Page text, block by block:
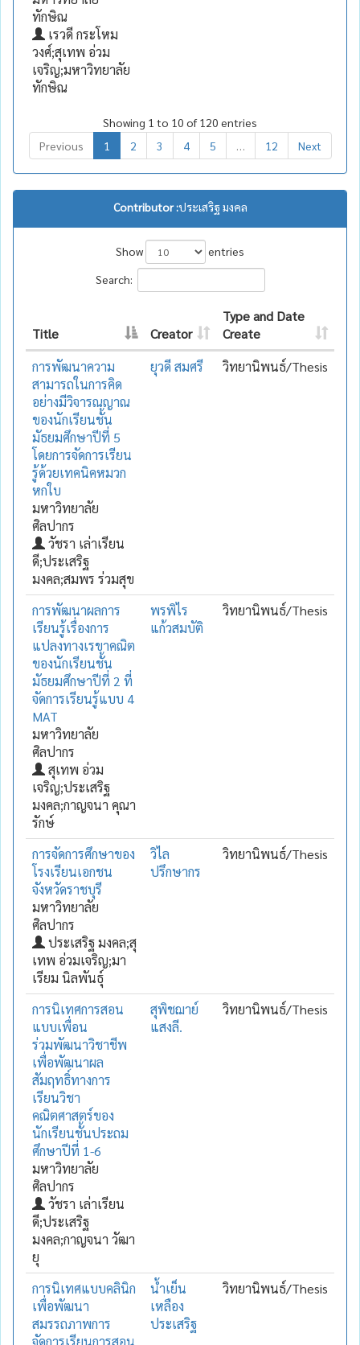
ทักษิณ
เรวดี กระโหม
วงศ์;สุเทพ อ่วม
เจริญ;มหาวิทยาลัย
ทักษิณ
Showing 1 to 10 of 120 entries
Previous
1 2 3 4 5 12 Next
Contributor :ประเสริฐ มงคล
Show
entries
Search:
Title Creator
Type and Date
Create
การพัฒนาความ
สามารถในการคิด
อย่างมีวิจารณญาณ
ของนักเรียนชั้น
มัธยมศึกษาปีที่ 5
โดยการจัดการเรียน
รู้ด้วยเทคนิคหมวก
หกใบ
มหาวิทยาลัย
ศิลปากร
วัชรา เล่าเรียน
ดี;ประเสริฐ
มงคล;สมพร ร่วมสุข
ยุวดี สมศรี วิทยานิพนธ์/Thesis
การพัฒนาผลการ
เรียนรู้เรื่องการ
แปลงทางเรขาคณิต
ของนักเรียนชั้น
มัธยมศึกษาปีที่ 2 ที่
จัดการเรียนรู้แบบ 4
MAT
มหาวิทยาลัย
ศิลปากร
สุเทพ อ่วม
เจริญ;ประเสริฐ
มงคล;กาญจนา คุณา
รักษ์
พรพิไร
แก้วสมบัติ
วิทยานิพนธ์/Thesis
การจัดการศึกษาของ
โรงเรียนเอกชน
จังหวัดราชบุรี
มหาวิทยาลัย
ศิลปากร
ประเสริฐ มงคล;สุ
เทพ อ่วมเจริญ;มา
เรียม นิลพันธุ์
วิไล
ปรึกษากร
วิทยานิพนธ์/Thesis
การนิเทศการสอน
แบบเพื่อน
ร่วมพัฒนาวิชาชีพ
เพื่อพัฒนาผล
สัมฤทธิ์ทางการ
เรียนวิชา
คณิตศาสตร์ของ
นักเรียนชั้นประถม
ศึกษาปีที่ 1-6
มหาวิทยาลัย
ศิลปากร
วัชรา เล่าเรียน
ดี;ประเสริฐ
มงคล;กาญจนา วัฒา
ยุ
สุพิชฌาย์
แสงลี.
วิทยานิพนธ์/Thesis
การนิเทศแบบคลินิก
เพื่อพัฒนา
สมรรถภาพการ
จัดการเรียนการสอน
น้ำเย็น
เหลือง
ประเสริฐ
วิทยานิพนธ์/Thesis